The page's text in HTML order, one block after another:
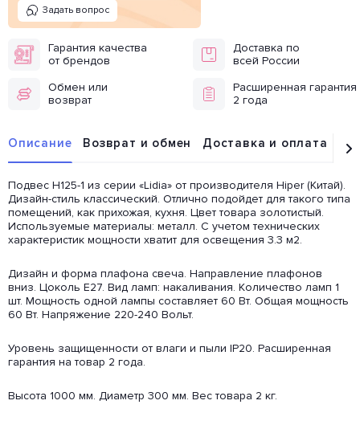
Задать вопрос
Гарантия качества
от брендов
Доставка по
всей России
Обмен или
возврат
Расширенная гарантия
2 года
Описание Возврат и обмен Доставка и оплата
Подвес H125-1 из серии «Lidia» от производителя Hiper (Китай).
Дизайн-стиль классический. Отлично подойдет для такого типа
помещений, как прихожая, кухня. Цвет товара золотистый.
Используемые материалы: металл. С учетом технических
характеристик мощности хватит для освещения 3.3 м2.
Дизайн и форма плафона свеча. Направление плафонов
вниз. Цоколь E27. Вид ламп: накаливания. Количество ламп 1
шт. Мощность одной лампы составляет 60 Вт. Общая мощность
60 Вт. Напряжение 220-240 Вольт.
Уровень защищенности от влаги и пыли IP20. Расширенная
гарантия на товар 2 года.
Высота 1000 мм. Диаметр 300 мм. Вес товара 2 кг.